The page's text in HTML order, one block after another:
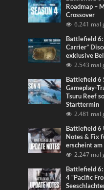
Roadmap –
Crossover
6.241 mal
Battlefield 6:
Carrier”
exklusive
2.543 mal
Battlefield 6
Gameplay-
Tsuru Reef
Starttermin
2.481 mal
Battlefield 6
Notes & Fix
erscheint
2.247 mal
Battlefield 6:
4 “Pacific